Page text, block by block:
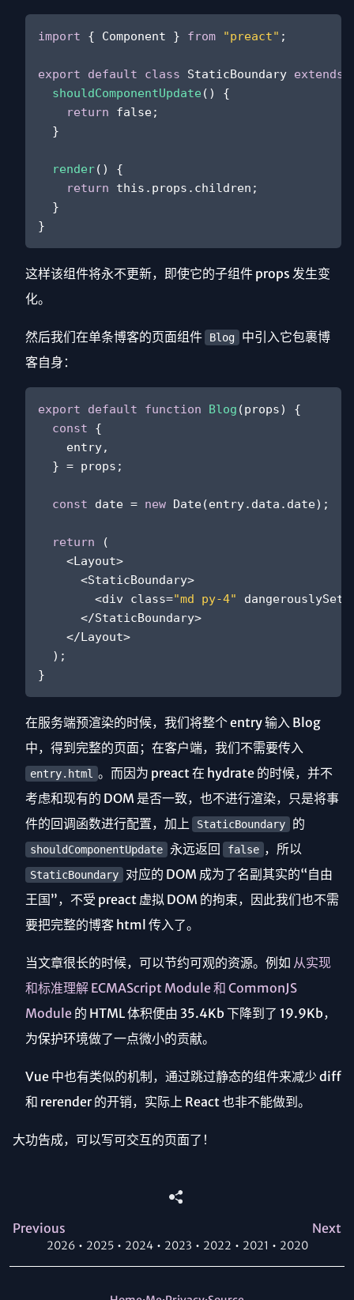
import { Component } from "preact" ;
export default class StaticBoundary extends
shouldComponentUpdate ( ) {
return
false;
  }
render( ) {
return
this . props . children ;
  }
这样该组件将永不更新，即使它的子组件 props 发生变
化。
然后我们在单条博客的页面组件 Blog
中引入它包裹博
客自身：
export default function Blog (props) {
const {
    entry,
  } = props;
const date = new Date(entry. data . date);
return (
<Layout>
<StaticBoundary>
<div class="md py-4"
</StaticBoundary>
</Layout>
  );
在服务端预渲染的时候，我们将整个 entry 输入 Blog
中，得到完整的页面；在客户端，我们不需要传入
entry.html 。而因为 preact 在 hydrate 的时候，并不
考虑和现有的 DOM 是否一致，也不进行渲染，只是将事
件的回调函数进行配置，加上
StaticBoundary 的
shouldComponentUpdate 永远返回 false ，所以
StaticBoundary
对应的 DOM 成为了名副其实的“自由
王国”，不受 preact 虚拟 DOM 的拘束，因此我们也不需
要把完整的博客 html 传入了。
当文章很长的时候，可以节约可观的资源。例如 从实现
和标准理解 ECMAScript Module 和 CommonJS
Module 的 HTML 体积便由 35.4Kb 下降到了 19.9Kb，
为保护环境做了一点微小的贡献。
Vue 中也有类似的机制，通过跳过静态的组件来减少 diff
和 rerender 的开销，实际上 React 也非不能做到。
大功告成，可以写可交互的页面了！
Previous Next
2026・ 2025・ 2024・ 2023 ・ 2022 ・ 2021 ・ 2020